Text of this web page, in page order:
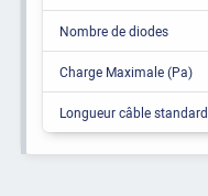
Nombre de diodes
Charge Maximale (Pa)
Longueur câble standard